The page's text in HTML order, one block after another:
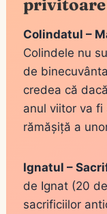
Colindatul –
Colindele nu
de
credea că
anul viitor va fi
rămășiță a
Ignatul –
de Ignat (20
sacrificiilor